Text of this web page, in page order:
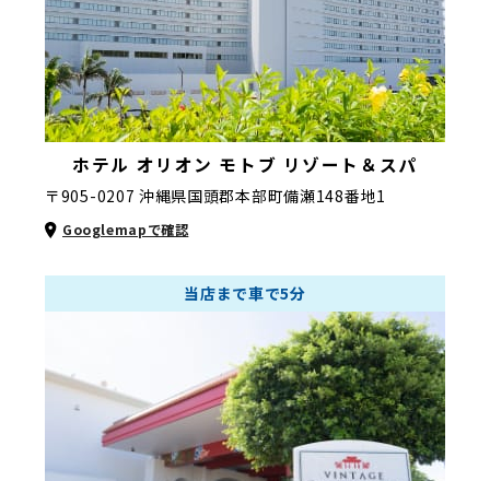
ホテル オリオン モトブ リゾート＆スパ
〒905-0207 沖縄県国頭郡本部町備瀬148番地1
Googlemapで確認
当店まで車で5分